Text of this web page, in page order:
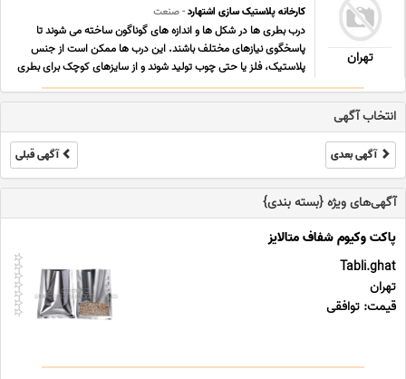
تهران
کارخانه پلاستیک سازی اشتهارد- صنعت
درب بطری ها در شکل ها و اندازه های گوناگون ساخته می شوند تا
پاسخگوی نیازهای مختلف باشند. این درب ها ممکن است از جنس
پلاستیک، فلز یا حتی چوب تولید شوند و از سایزهای کوچک برای بطری
های نوشیدنی فردی تا اندازه های بزرگ تر برای ظروف خانوادگی یا
صنعتی کاربرد دارند. برخی مدل ها به صورت ... ...
انتخاب آگهی
آگهی بعدی آگهی قبلی
آگهی‌های ویژه {بسته بندی}
پاکت وکیوم شفاف متالایز
Tabli.ghat
تهران
قیمت: توافقی